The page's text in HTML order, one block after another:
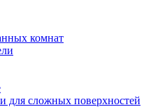
комнат
для сложных поверхностей